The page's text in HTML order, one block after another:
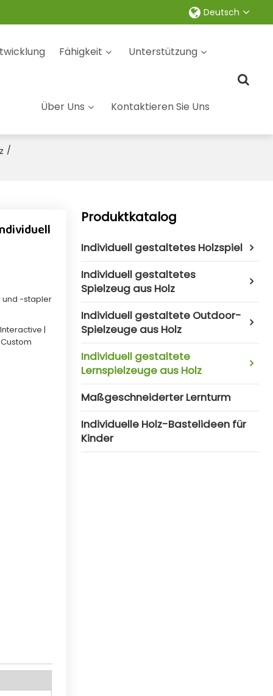
Deutsch
Fähigkeit Unterstützung
Über Uns Kontaktieren Sie Uns
/
und -stapler
|
Produktkatalog
Individuell gestaltetes Holzspiel
Individuell gestaltetes
Spielzeug aus Holz
Individuell gestaltete Outdoor-
Spielzeuge aus Holz
Individuell gestaltete
Lernspielzeuge aus Holz
Maßgeschneiderter Lernturm
Individuelle Holz-Bastelideen für
Kinder